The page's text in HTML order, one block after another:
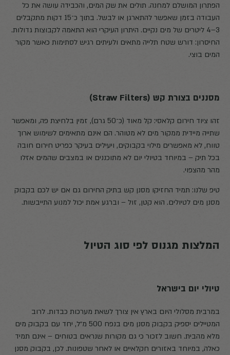
הפתרון המושלם למחנה. תולים את שק המים, והכבידה עושה את כל
העבודה בזמן שאפשר להתארגן או לבשל. בתוך כ־15 דקות מתקבלים
3–4 ליטרים של מים נקיים. היתרון העיקרי הוא התאמה לקבוצות גדולות.
החיסרון: דורש שטח תלייה מתאים ולעיתים רגיש לסתימות כאשר מקור
המים בוצי.
מסננים בצורת קש (Straw Filters)
זהו ציוד חירום קלאסי: קל מאוד (כ־50 גרם), זמין בלחיצת פה, ומאפשר
שתייה מיידית ממקור מים לא מטוהר. הם אינם מתאימים לשימוש ארוך
טווח, לא מאפשרים מילוי בקבוקים, ויעילים בעיקר כפריט חירום חובה
בכל תיק – במיוחד בטיולי יום לא מתוכננים או במצבים שהמים אזלו
מהר מהצפוי.
טיפ שלנו: תמיד החזיקו מסנן קש בתיק החירום גם אם יש לכם בקבוק
מסנן מים לטיולים. הוא קטן, זול – וברגע אמת יכול למנוע התייבשות.
המלצות מגנוס לפי סוג הטיול
טיולי יום בישראל
במרבית מסלולי היום בארץ אין צורך לשאת מערכות כבדות. לרוב
המטיילים יספיק בקבוק מסנן מים בנפח 500 מ״ל, יחד עם בקבוק מים
מלא מהבית. חשוב לזכור כי גם מקורות שנראים בטוחים – אינם תמיד
כאלה, במיוחד באזורים חקלאיים או לאחר שטפונות. לכן, בקבוק מסנן